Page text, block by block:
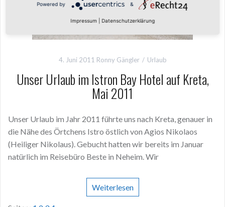
4. Juni 2011 Ronny Gängler Urlaub
Unser Urlaub im Istron Bay Hotel auf Kreta,
Mai 2011
Unser Urlaub im Jahr 2011 führte uns nach Kreta, genauer in
die Nähe des Örtchens Istro östlich von Agios Nikolaos
(Heiliger Nikolaus). Gebucht hatten wir bereits im Januar
natürlich im Reisebüro Beste in Neheim. Wir
Weiterlesen
Powered by &
Impressum Datenschutzerklärung